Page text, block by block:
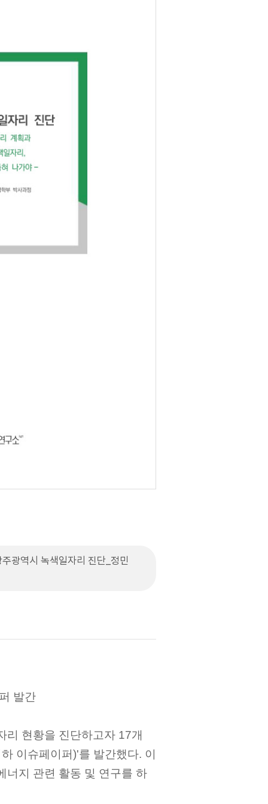
광역시 녹색일자리 진단_정민
발간
리 현황을 진단하고자 17개
이슈페이퍼)'를 발간했다. 이
너지 관련 활동 및 연구를 하